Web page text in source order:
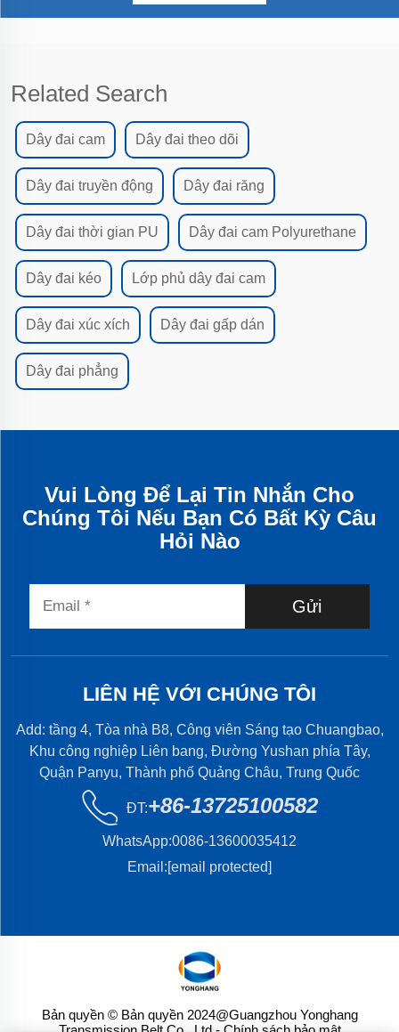
Related Search
Dây đai cam Dây đai theo dõi
Dây đai truyền động Dây đai răng
Dây đai thời gian PU Dây đai cam Polyurethane
Dây đai kéo Lớp phủ dây đai cam
Dây đai xúc xích Dây đai gấp dán
Dây đai phẳng
Vui Lòng Để Lại Tin Nhắn Cho
Chúng Tôi Nếu Bạn Có Bất Kỳ Câu
Hỏi Nào
Gửi
LIÊN HỆ VỚI CHÚNG TÔI
Add: tầng 4, Tòa nhà B8, Công viên Sáng tạo Chuangbao,
Khu công nghiệp Liên bang, Đường Yushan phía Tây,
Quận Panyu, Thành phố Quảng Châu, Trung Quốc
ĐT:+86-13725100582
WhatsApp:0086-13600035412
Email:[email protected]
Bản quyền © Bản quyền 2024@Guangzhou Yonghang